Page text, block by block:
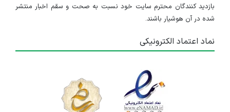
بازدید کنندگان محترم سایت خود نسبت به صحت و سقم اخبار منتشر
شده در آن هوشیار باشند.
نماد اعتماد الکترونیکی